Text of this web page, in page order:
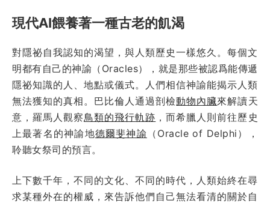
現代AI餵養著一種古老的飢渴
對隱祕自我認知的渴望，與人類歷史一樣悠久。每個文
明都有自己的神諭（Oracles），就是那些被認爲能傳遞
隱祕知識的人、地點或儀式。人們相信神諭能揭示人類
無法獲知的真相。巴比倫人通過剖檢動物內臟來解讀天
意，羅馬人觀察鳥類的飛行軌跡 ，而希臘人則前往歷史
上最著名的神諭地德爾斐神諭 （Oracle of Delphi），
聆聽女祭司的預言。
上下數千年，不同的文化、不同的時代，人類始終在尋
求某種外在的權威，來告訴他們自己無法看清的關於自